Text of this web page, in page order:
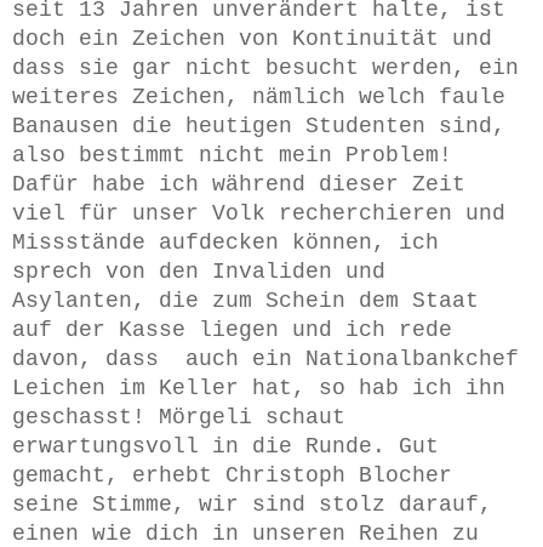
seit 13 Jahren unverändert halte, ist
doch ein Zeichen von Kontinuität und
dass sie gar nicht besucht werden, ein
weiteres Zeichen, nämlich welch faule
Banausen die heutigen Studenten sind,
also bestimmt nicht mein Problem!
Dafür habe ich während dieser Zeit
viel für unser Volk recherchieren und
Missstände aufdecken können, ich
sprech von den Invaliden und
Asylanten, die zum Schein dem Staat
auf der Kasse liegen und ich rede
davon, dass auch ein Nationalbankchef
Leichen im Keller hat, so hab ich ihn
geschasst! Mörgeli schaut
erwartungsvoll in die Runde. Gut
gemacht, erhebt Christoph Blocher
seine Stimme, wir sind stolz darauf,
einen wie dich in unseren Reihen zu